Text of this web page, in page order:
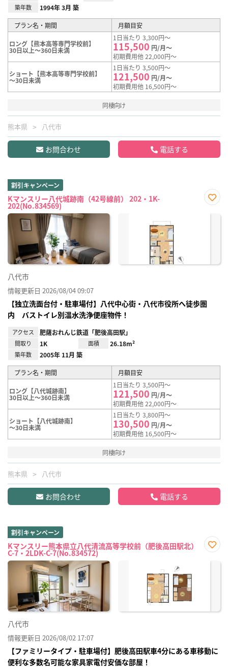
築年数 1994年 3月 築
プラン名・期間 月額目安
ロング【熊本高等専門学校前】
30日以上～360日未満
1日当たり 3,300円～
115,500 円/月～
初期費用他 22,000円～
ショート【熊本高等専門学校前】
～30日未満
1日当たり 3,500円～
121,500 円/月～
初期費用他 16,500円～
同棲向け
熊本県 八代市
お問合わせ 電話する
割引キャンペーン
Kマンスリー八代城跡南（42号線前） 202・1K-
202(No.834569)
に入
八代市
情報更新日 2026/08/04 09:07
【独立洗面台付・駐車場付】八代中心街・八代市役所へ徒歩圏
内 バストイレ別温水洗浄便座物件！
アクセス 肥薩おれんじ鉄道「肥後高田駅」
間取り 1K 面積 26.18m²
築年数 2005年 11月 築
プラン名・期間 月額目安
ロング【八代城跡南】
30日以上～360日未満
1日当たり 3,500円～
121,500 円/月～
初期費用他 22,000円～
ショート【八代城跡南】
～30日未満
1日当たり 3,800円～
130,500 円/月～
初期費用他 16,500円～
同棲向け
熊本県 八代市
お問合わせ 電話する
割引キャンペーン
Kマンスリー熊本県立八代清流高等学校前（肥後高田駅北）
C-7・2LDK-C-7(No.834572)
に入
八代市
情報更新日 2026/08/02 17:07
【ファミリータイプ・駐車場付】肥後高田駅車4分にある車移動に
便利な多数名可能な家具家電付安価な部屋！